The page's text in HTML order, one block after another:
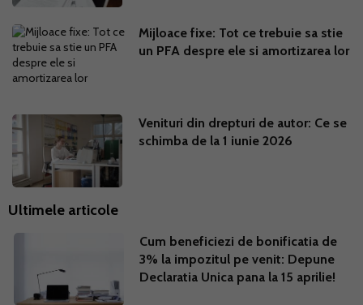
Mijloace fixe: Tot ce trebuie sa stie
un PFA despre ele si amortizarea lor
Venituri din drepturi de autor: Ce se
schimba de la 1 iunie 2026
Ultimele articole
Cum beneficiezi de bonificatia de
3% la impozitul pe venit: Depune
Declaratia Unica pana la 15 aprilie!